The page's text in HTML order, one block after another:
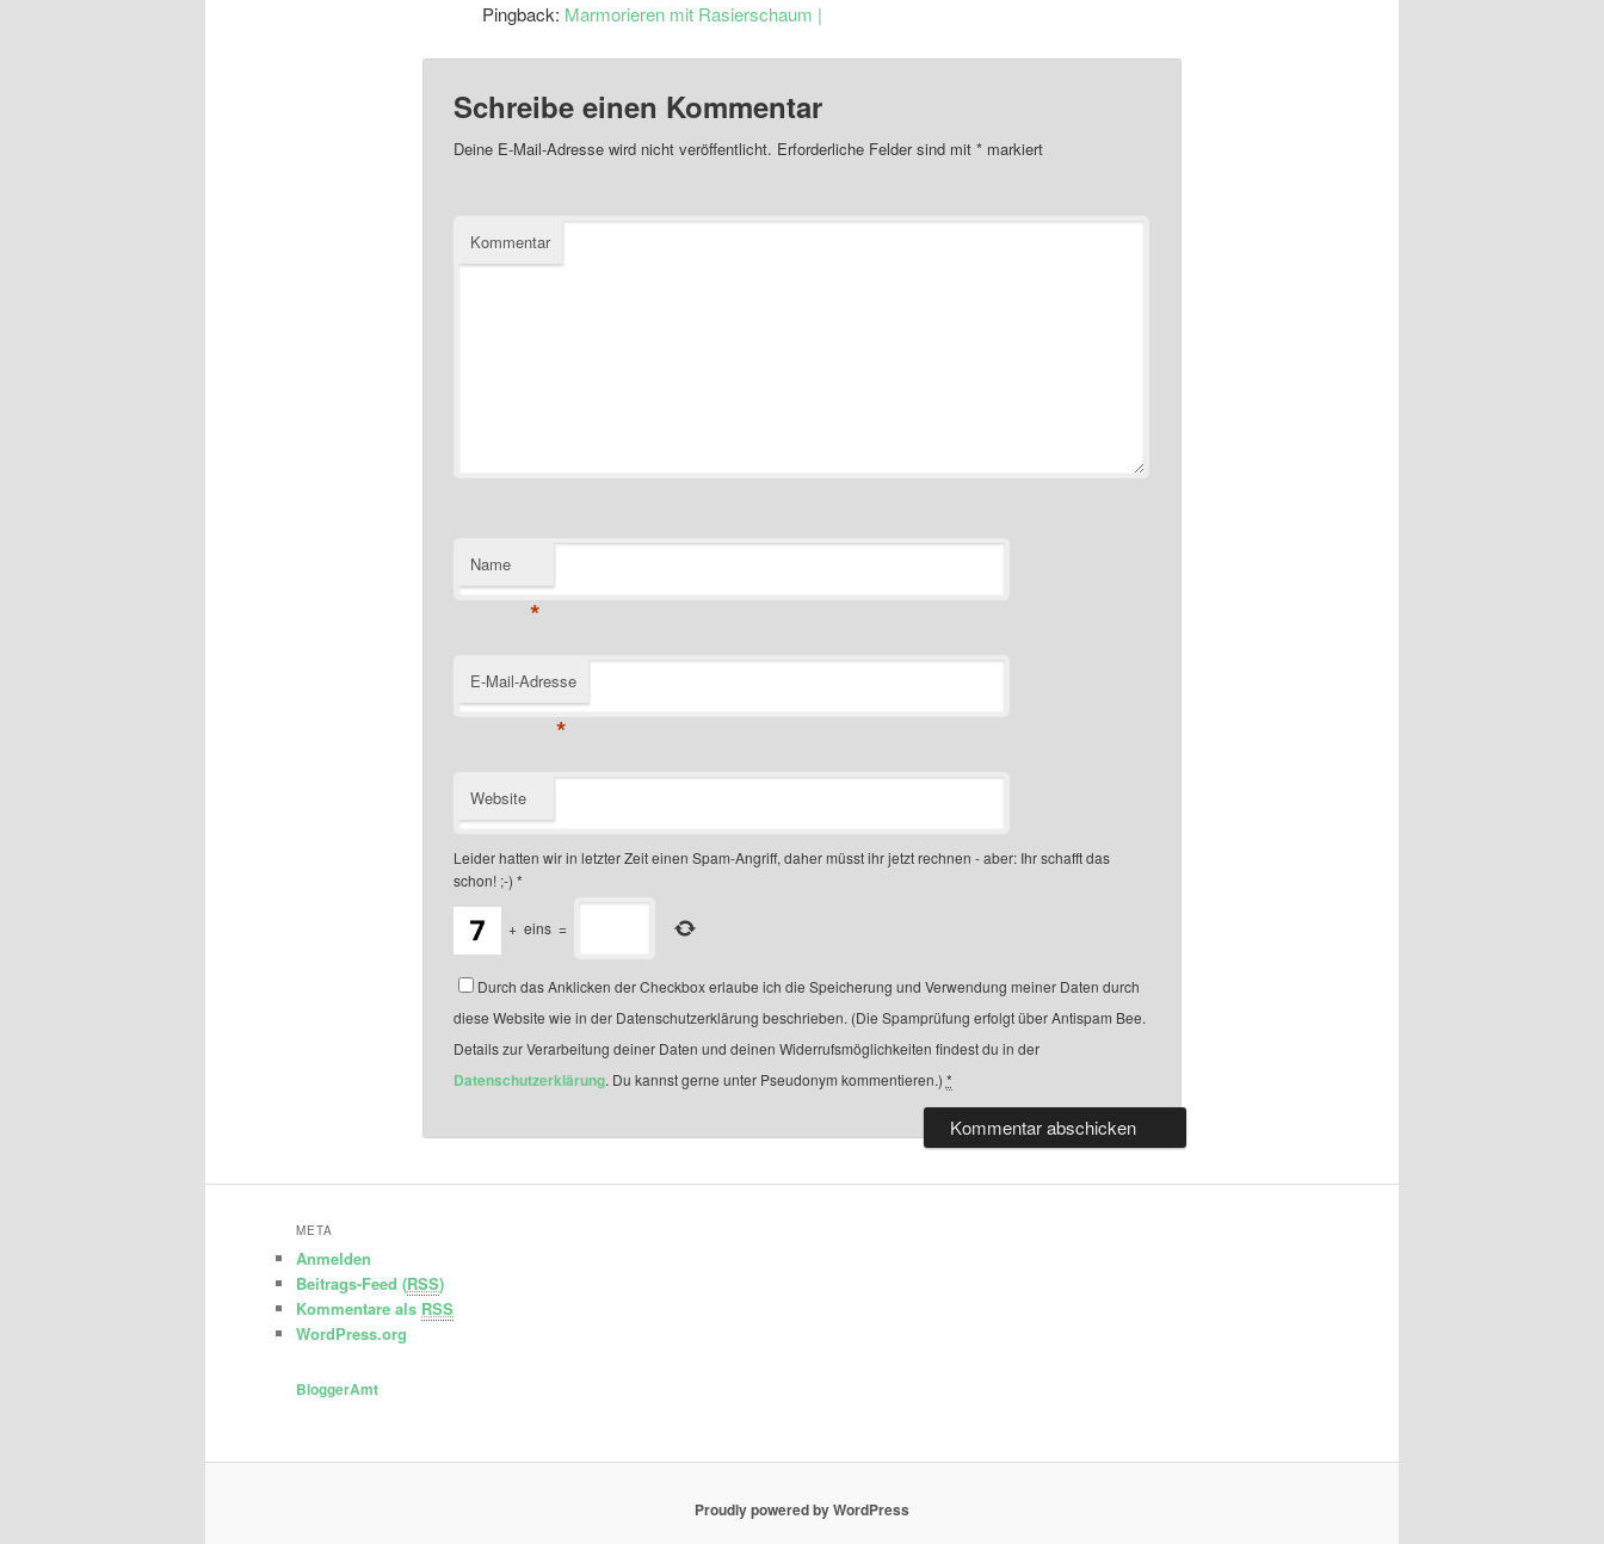
Pingback: Marmorieren mit Rasierschaum |
Schreibe einen Kommentar
Deine E-Mail-Adresse wird nicht veröffentlicht. Erforderliche Felder sind mit *markiert
Kommentar
Name
*
E-Mail-Adresse
*
Website
Leider hatten wir in letzter Zeit einen Spam-Angriff, daher müsst ihr jetzt rechnen - aber: Ihr schafft das
schon! ;-) *
+ eins =
Durch das Anklicken der Checkbox erlaube ich die Speicherung und Verwendung meiner Daten durch
diese Website wie in der Datenschutzerklärung beschrieben. (Die Spamprüfung erfolgt über Antispam Bee.
Details zur Verarbeitung deiner Daten und deinen Widerrufsmöglichkeiten findest du in der
Datenschutzerklärung. Du kannst gerne unter Pseudonym kommentieren.) *
META
Anmelden
Beitrags-Feed (RSS)
Kommentare als RSS
WordPress.org
BloggerAmt
Proudly powered by WordPress